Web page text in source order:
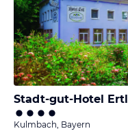
Stadt-gut-Hotel Ertl
Kulmbach, Bayern